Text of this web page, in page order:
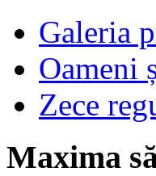
Galeria
Oameni
Zece
Maxima